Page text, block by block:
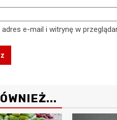
e-mail i witrynę w